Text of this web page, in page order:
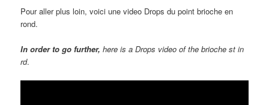
Pour aller plus loin, voici une video Drops du point brioche en
rond.
In order to go further, here is a Drops video of the brioche st in
rd.